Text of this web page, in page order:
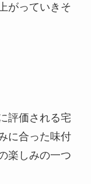
がっていきそ
評価される宅
に合った味付
楽しみの一つ